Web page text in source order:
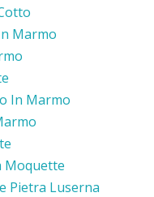
Marmo
In Marmo
Moquette
Pietra Luserna